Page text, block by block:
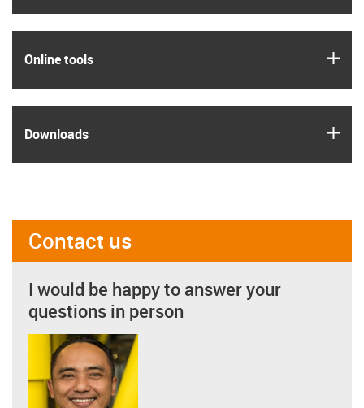
Online tools
Downloads
Contact us
I would be happy to answer your
questions in person